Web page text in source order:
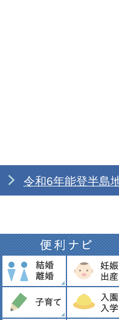
令和6年能登半島